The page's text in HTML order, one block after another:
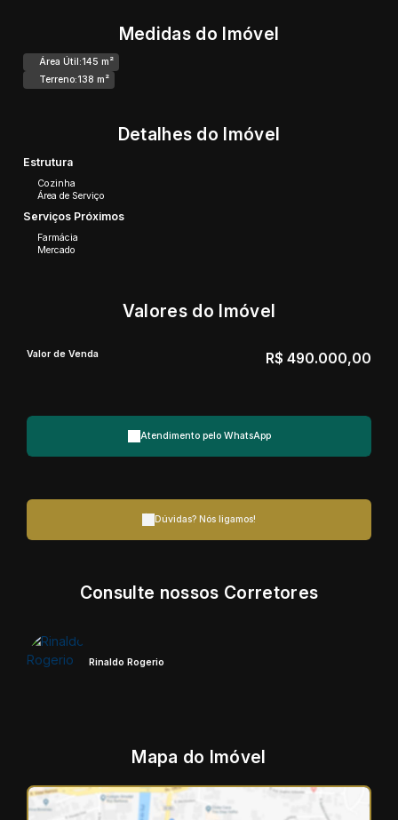
Medidas do Imóvel
Área Útil:145 m²
Terreno:138 m²
Detalhes do Imóvel
Estrutura
Cozinha
Área de Serviço
Serviços Próximos
Farmácia
Mercado
Valores do Imóvel
R$ 490.000,00
Valor de Venda
Atendimento pelo WhatsApp
Dúvidas? Nós ligamos!
Consulte nossos Corretores
Rinaldo Rogerio
Mapa do Imóvel